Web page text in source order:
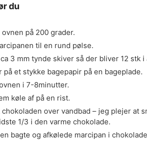
du
på 200 grader.
til en rund pølse.
3 mm tynde skiver så der bliver 12 stk i
på et stykke bagepapir på en bageplade.
i 7-8minutter.
køle af på en rist.
chokoladen over vandbad – jeg plejer at
1/3 i den varme chokolade.
bagte og afkølede marcipan i